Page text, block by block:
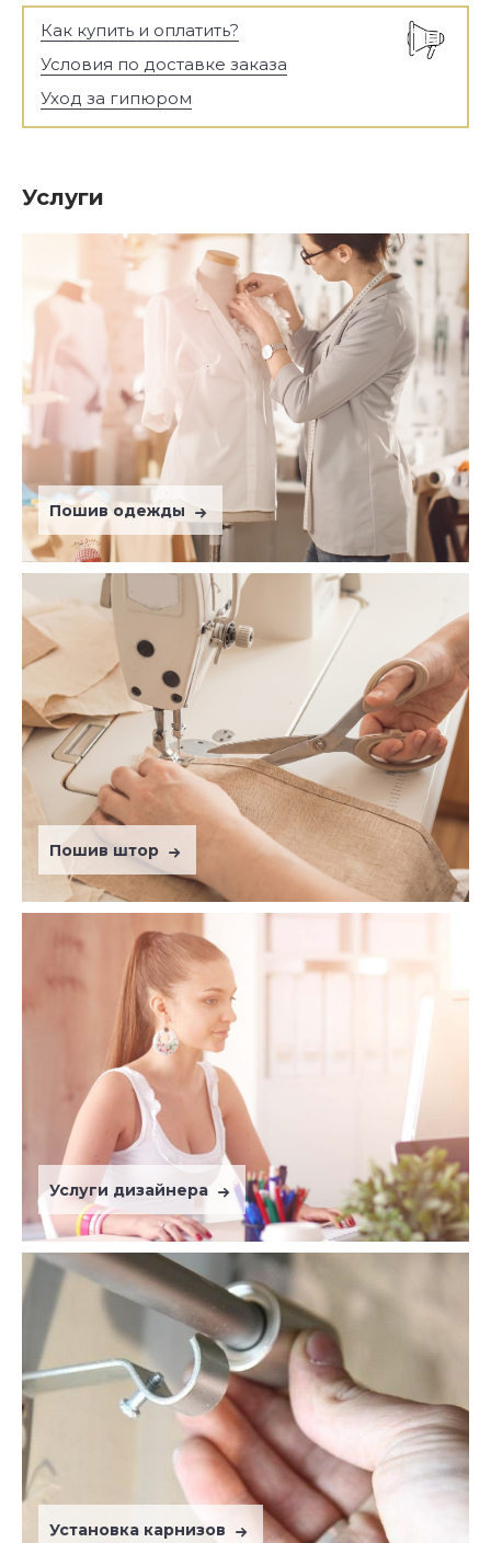
Как купить и оплатить?
Условия по доставке заказа
Уход за гипюром
Услуги
Пошив одежды
Пошив штор
Услуги дизайнера
Установка карнизов